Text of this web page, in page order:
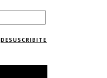
DESUSCRIBITE